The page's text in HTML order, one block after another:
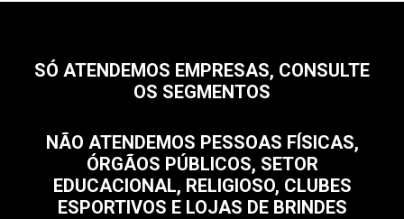
SÓ ATENDEMOS EMPRESAS, CONSULTE
OS SEGMENTOS
NÃO ATENDEMOS PESSOAS FÍSICAS,
ÓRGÃOS PÚBLICOS, SETOR
EDUCACIONAL, RELIGIOSO, CLUBES
ESPORTIVOS E LOJAS DE BRINDES